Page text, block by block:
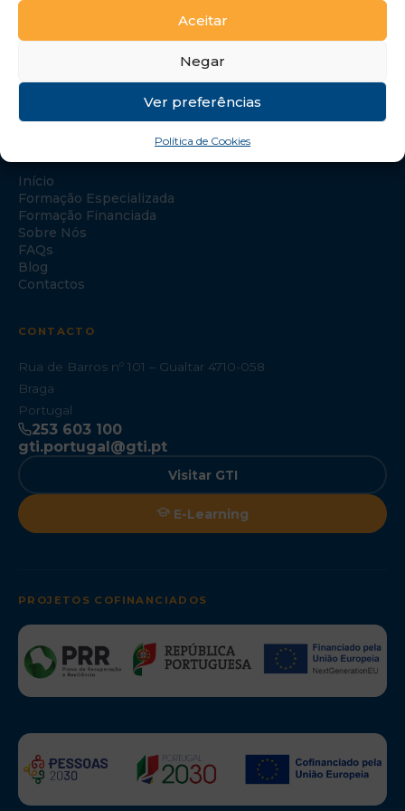
Aceitar
Negar
Ver preferências
Política de Cookies
Início
Formação Especializada
Formação Financiada
Sobre Nós
FAQs
Blog
Contactos
CONTACTO
Rua de Barros nº 101 – Gualtar 4710-058
Braga
Portugal
253 603 100
gti.portugal@gti.pt
Visitar GTI
E-Learning
PROJETOS COFINANCIADOS